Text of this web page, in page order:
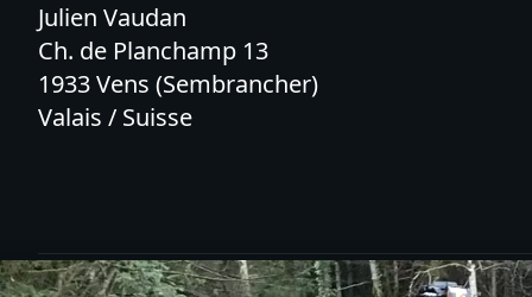
Julien Vaudan
Ch. de Planchamp 13
1933 Vens (Sembrancher)
Valais / Suisse